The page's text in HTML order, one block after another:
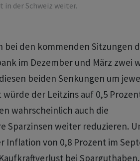
in der Schweiz weiter.
bei den kommenden Sitzungen
im Dezember und März zwei
beiden Senkungen um
der Leitzins auf 0,5
wahrscheinlich auch die
Sparzinsen weiter reduzieren.
Inflation von 0,8 Prozent im
bei